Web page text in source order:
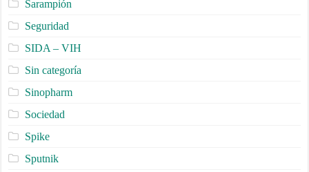
Sarampión
Seguridad
SIDA – VIH
Sin categoría
Sinopharm
Sociedad
Spike
Sputnik